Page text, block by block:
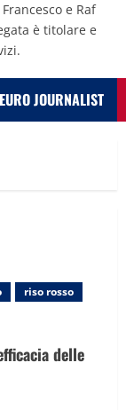
e Raf
è titolare e
EURO JOURNALIST
riso rosso
delle